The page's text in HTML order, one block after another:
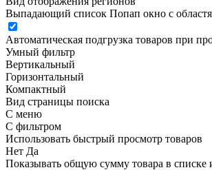
Выпадающий список Попап окно c
Автоматическая подгрузка товаров при
Умный фильтр
Вертикальный
Горизонтальный
Компактный
Вид страницы поиска
С меню
С фильтром
Использовать быстрый просмотр товаров
Нет Да
Показывать общую сумму товара в списке